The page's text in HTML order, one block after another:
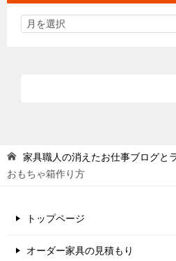
家具職人の消えたお仕事ブログと
おもちゃ箱作り方
トップページ
オーダー家具の見積もり